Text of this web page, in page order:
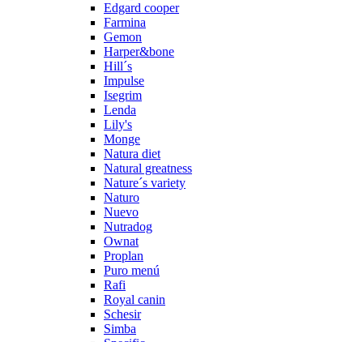
Edgard cooper
Farmina
Gemon
Harper&bone
Hill´s
Impulse
Isegrim
Lenda
Lily's
Monge
Natura diet
Natural greatness
Nature´s variety
Naturo
Nuevo
Nutradog
Ownat
Proplan
Puro menú
Rafi
Royal canin
Schesir
Simba